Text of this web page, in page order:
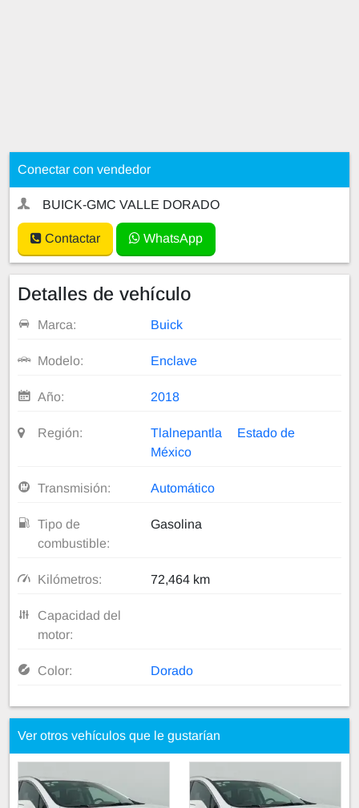
Conectar con vendedor
BUICK-GMC VALLE DORADO
Contactar WhatsApp
Detalles de vehículo
Marca: Buick
Modelo: Enclave
Año: 2018
Región: Tlalnepantla
Estado de
México
Transmisión: Automático
Tipo de
combustible:
Gasolina
Kilómetros: 72,464 km
Capacidad del
motor:
Color: Dorado
Ver otros vehículos que le gustarían